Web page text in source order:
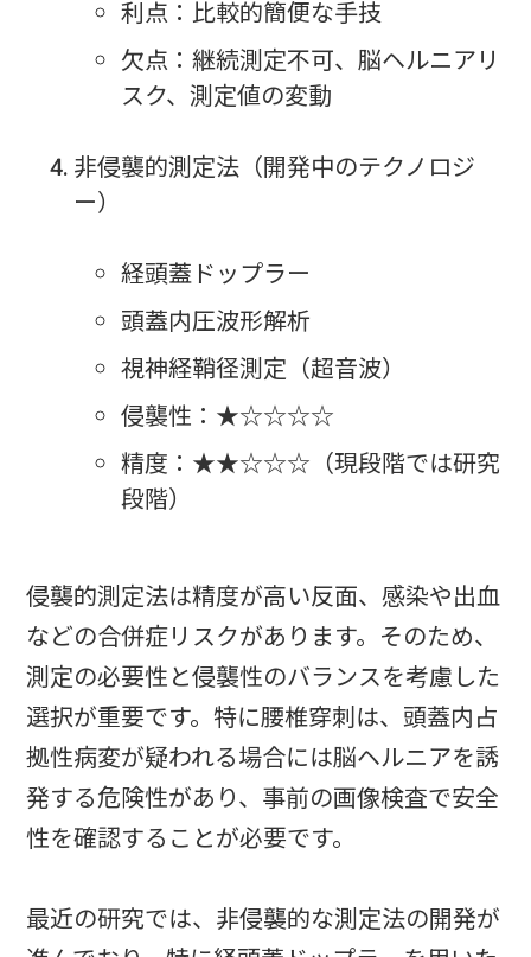
利点：比較的簡便な手技
欠点：継続測定不可、脳ヘルニアリ
スク、測定値の変動
非侵襲的測定法（開発中のテクノロジ
ー）
経頭蓋ドップラー
頭蓋内圧波形解析
視神経鞘径測定（超音波）
侵襲性：★☆☆☆☆
精度：★★☆☆☆（現段階では研究
段階）
侵襲的測定法は精度が高い反面、感染や出血
などの合併症リスクがあります。そのため、
測定の必要性と侵襲性のバランスを考慮した
選択が重要です。特に腰椎穿刺は、頭蓋内占
拠性病変が疑われる場合には脳ヘルニアを誘
発する危険性があり、事前の画像検査で安全
性を確認することが必要です。
最近の研究では、非侵襲的な測定法の開発が